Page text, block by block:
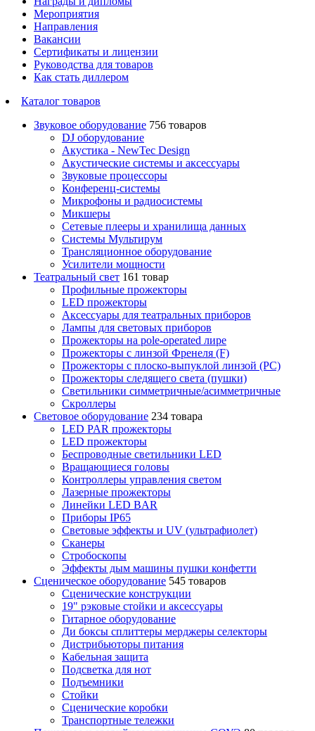
Мероприятия
Направления
Вакансии
Сертификаты и лицензии
Руководства для товаров
Как стать диллером
Каталог товаров
Звуковое оборудование 756 товаров
DJ оборудование
Акустика - NewTec Design
Акустические системы и аксессуары
Звуковые процессоры
Конференц-системы
Микрофоны и радиосистемы
Микшеры
Сетевые плееры и хранилища данных
Системы Мультирум
Трансляционное оборудование
Усилители мощности
Театральный свет 161 товар
Профильные прожекторы
LED прожекторы
Аксессуары для театральных приборов
Лампы для световых приборов
Прожекторы на pole-operated лире
Прожекторы с линзой Френеля (F)
Прожекторы с плоско-выпуклой линзой (PC)
Прожекторы следящего света (пушки)
Светильники симметричные/асимметричные
Скроллеры
Световое оборудование 234 товара
LED PAR прожекторы
LED прожекторы
Беспроводные светильники LED
Вращающиеся головы
Контроллеры управления светом
Лазерные прожекторы
Линейки LED BAR
Приборы IP65
Световые эффекты и UV (ультрафиолет)
Сканеры
Стробоскопы
Эффекты дым машины пушки конфетти
Сценическое оборудование 545 товаров
Сценические конструкции
19" рэковые стойки и аксесcуары
Гитарное оборудование
Ди боксы сплиттеры мерджеры селекторы
Дистрибьюторы питания
Кабельная защита
Подсветка для нот
Подъемники
Стойки
Сценические коробки
Транспортные тележки